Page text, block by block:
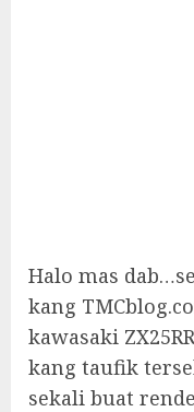
Halo mas
kang
kawasaki
kang taufik
sekali buat